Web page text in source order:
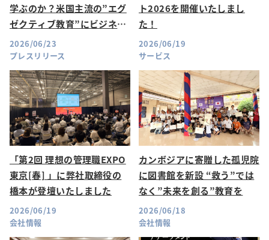
学ぶのか？米国主流の”エグ
ゼクティブ教育”にビジネス
リーダー1,134名が集結した
理由
プレスリリース
2026/06/23
ト2026を開催いたしまし
た！
サービス
2026/06/19
「第2回 理想の管理職EXPO
東京[春] 」に弊社取締役の
橋本が登壇いたしました
会社情報
2026/06/19
カンボジアに寄贈した孤児院
に図書館を新設 “救う”では
なく”未来を創る”教育を
会社情報
2026/06/18